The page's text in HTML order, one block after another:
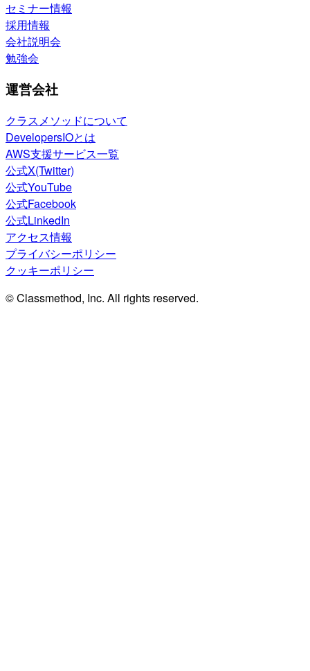
セミナー情報
採用情報
会社説明会
勉強会
運営会社
クラスメソッドについて
DevelopersIOとは
AWS支援サービス一覧
公式X(Twitter)
公式YouTube
公式Facebook
公式LinkedIn
アクセス情報
プライバシーポリシー
クッキーポリシー
© Classmethod, Inc. All rights reserved.